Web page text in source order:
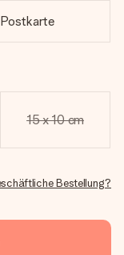
Postkarte
15 x 10 cm
Bestellung?